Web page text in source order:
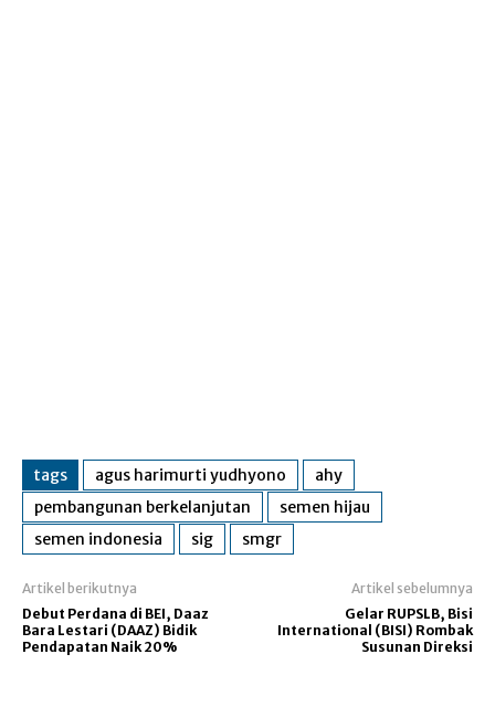
tags agus harimurti yudhyono
ahy
pembangunan berkelanjutan
semen hijau
semen indonesia
sig smgr
Artikel berikutnya
Debut Perdana di BEI, Daaz
Bara Lestari (DAAZ) Bidik
Pendapatan Naik 20%
Artikel sebelumnya
Gelar RUPSLB, Bisi
International (BISI) Rombak
Susunan Direksi